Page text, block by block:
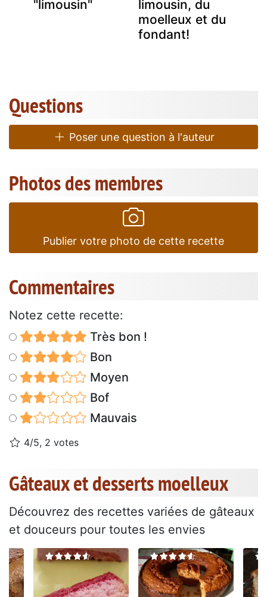
"limousin"
limousin, du
moelleux et du
fondant!
Questions
Poser une question à l'auteur
Photos des membres
Publier votre photo de cette recette
Commentaires
Notez cette recette:
Très bon !
Bon
Moyen
Bof
Mauvais
4/5, 2 votes
Gâteaux et desserts moelleux
Découvrez des recettes variées de gâteaux
et douceurs pour toutes les envies